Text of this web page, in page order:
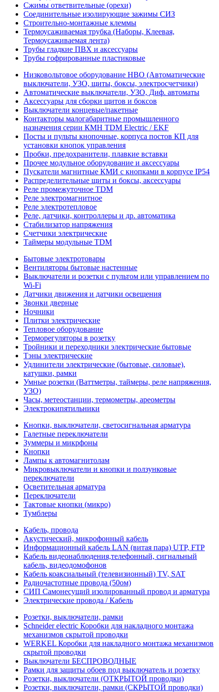
Сжимы ответвительные (орехи)
Соединительные изолирующие зажимы СИЗ
Строительно-монтажные клеммы
Термоусаживаемая трубка (Наборы, Клеевая,
Термоусаживаемая лента)
Трубы гладкие ПВХ и аксессуары
Трубы гофрированные пластиковые
Низковольтовое оборудование НВО (Автоматические
выключатели, УЗО, щиты, боксы, электросчетчики)
Автоматические выключатели, УЗО, Диф. автоматы
Аксессуары для сборки щитов и боксов
Выключатели концевые/пакетные
Контакторы малогабаритные промышленного
назначения серии КМН TDM Electric / EKF
Посты и пульты кнопочные, корпуса постов КП для
установки кнопок управления
Пробки, предохранители, плавкие вставки
Прочее модульное оборудование и аксессуары
Пускатели магнитные КМИ с кнопками в корпусе IP54
Распределительные щиты и боксы, аксессуары
Реле промежуточное TDM
Реле электромагнитное
Реле электротепловое
Реле, датчики, контроллеры и др. автоматика
Стабилизатор напряжения
Счетчики электрические
Таймеры модульные TDM
Бытовые электротовары
Вентиляторы бытовые настенные
Выключатели и розетки с пультом или управлением по
Wi-Fi
Датчики движения и датчики освещения
Звонки дверные
Ночники
Плитки электрические
Тепловое оборудование
Терморегуляторы в розетку
Тройники и переходники электрические бытовые
Тэны электрические
Удлинители электрические (бытовые, силовые),
катушки, рамки
Умные розетки (Ваттметры, таймеры, реле напряжения,
УЗО)
Часы, метеостанции, термометры, ареометры
Электрокипятильники
Кнопки, выключатели, светосигнальная арматура
Галетные переключатели
Зуммеры и микрфоны
Кнопки
Лампы к автомагнитолам
Микровыключатели и кнопки и ползунковые
переключатели
Осветительная арматура
Переключатели
Тактовые кнопки (микро)
Тумблеры
Кабель, провода
Акустический, микрофонный кабель
Информационный кабель LAN (витая пара) UTP, FTP
Кабель видеонаблюдения,телефонный, сигнальный
кабель, видеодомофонов
Кабель коаксиальный (телевизионный) TV, SAT
Радиочастотные провода (50ом)
СИП Самонесущий изолированный провод и арматура
Электрические провода / Кабель
Розетки, выключатели, рамки
Schneider electric Коробки для накладного монтажа
механизмов скрытой проводки
WERKEL Коробки для накладного монтажа механизмов
скрытой проводки
Выключатели БЕСПРОВОДНЫЕ
Рамки для защиты обоев под выключатель и розетку
Розетки, выключатели (ОТКРЫТОЙ проводки)
Розетки, выключатели, рамки (СКРЫТОЙ проводки)